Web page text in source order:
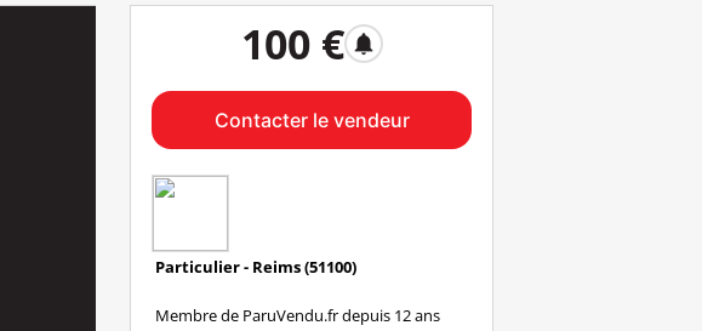
100 € notifications
Contacter le vendeur
Particulier - Reims (51100)
Membre de ParuVendu.fr depuis 12 ans